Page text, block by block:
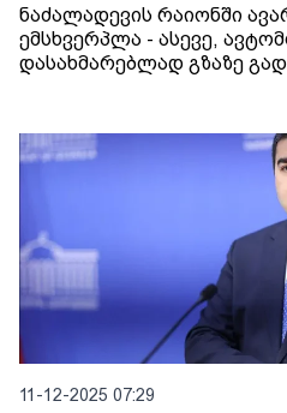
ნაძალადევის რაიონში
ემსხვერპლა - ასევე,
დასახმარებლად გზაზე
11-12-2025 07:29